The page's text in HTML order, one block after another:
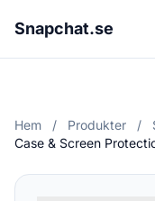
Snapchat.se
Hem / Produkter /
Case & Screen